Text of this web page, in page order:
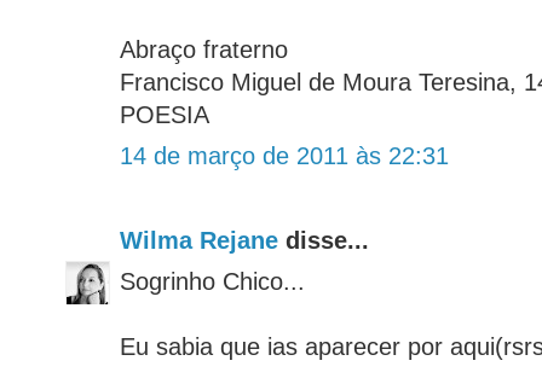
Abraço fraterno
Francisco Miguel de Moura Teresina,
POESIA
14 de março de 2011 às 22:31
Wilma Rejane disse...
Sogrinho Chico...
Eu sabia que ias aparecer por